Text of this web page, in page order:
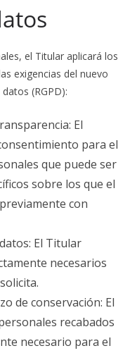
el Titular aplicará los
exigencias del nuevo
(RGPD):
El
para el
que puede ser
sobre los que el
con
El Titular
necesarios
de conservación: El
recabados
necesario para el